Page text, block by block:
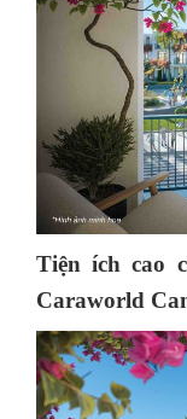
Tiện ích cao
Caraworld